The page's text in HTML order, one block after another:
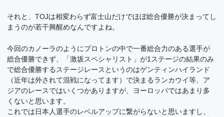
それと、TOJは相変わらず富士山だけでほぼ総合優勝が決まってし
まうのが若干興醒めなんですよね。
今回のカノーラのようにプロトンの中で一番総合力のある選手が
総合優勝できず、「激坂スペシャリスト」が1ステージの結果のみ
で総合優勝するステージレースというのはゲンティンハイランド
（近年は外されて混戦になってます）で決まるランカウイ等、ア
ジアのレースではいくつかありますが、ヨーロッパではあまり多
くないと思います。
これでは日本人選手のレベルアップに繋がらないと思いますし、